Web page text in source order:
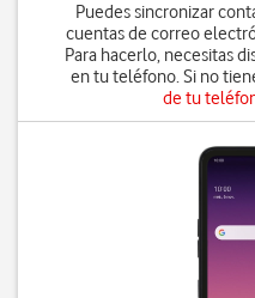
Puedes sincronizar
cuentas de correo
Para hacerlo, necesitas
en tu teléfono. Si no
de tu